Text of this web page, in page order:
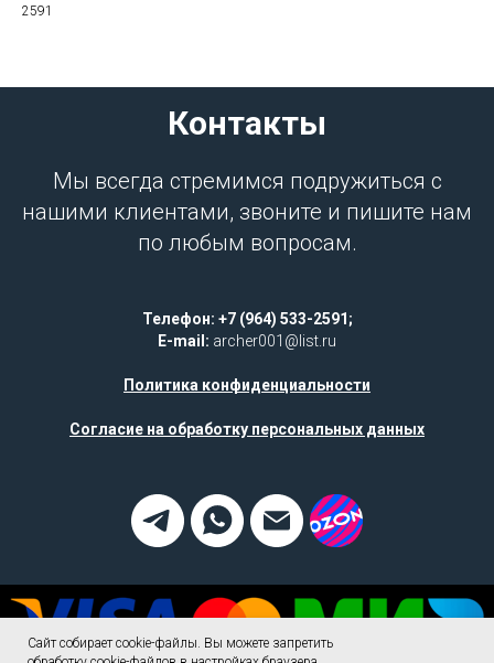
2591
Контакты
Мы всегда стремимся подружиться с
нашими клиентами, звоните и пишите нам
по любым вопросам.
Телефон: +7 (964) 533-2591;
E-mail: archer001@list.ru
Политика конфиденциальности
Согласие на обработку персональных данных
Сайт собирает cookie-файлы. Вы можете запретить